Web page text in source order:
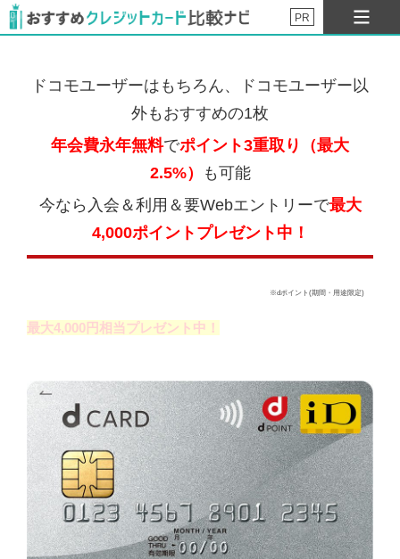
PR
ドコモユーザーはもちろん、ドコモユーザー以
外もおすすめの1枚
年会費永年無料でポイント3重取り（最大
2.5%）
も可能
今なら入会＆利用＆要Webエントリーで最大
4,000ポイントプレゼント中！
※dポイント(期間・用途限定)
最大4,000円相当プレゼント中！